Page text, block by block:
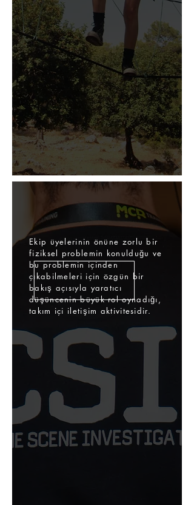
Ekip üyelerinin önüne zorlu bir
fiziksel problemin konulduğu ve
bu problemin içinden
çıkabilmeleri için özgün bir
bakış açısıyla yaratıcı
düşüncenin büyük rol oynadığı,
takım içi iletişim aktivitesidir.